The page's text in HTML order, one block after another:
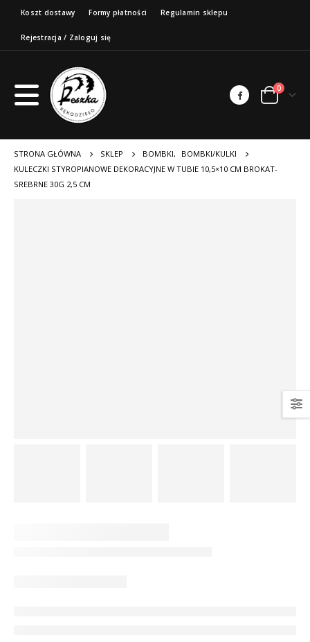
Koszt dostawy Formy płatności Regulamin sklepu
Rejestracja / Zaloguj się
0
STRONA GŁÓWNA SKLEP BOMBKI,
BOMBKI/KULKI
KULECZKI STYROPIANOWE DEKORACYJNE W TUBIE 10,5×10 CM BROKAT-
SREBRNE 30G 2,5 CM